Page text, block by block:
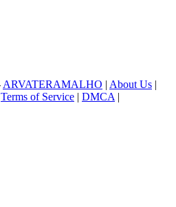
ARVATERAMALHO | About Us |
Terms of Service | DMCA |